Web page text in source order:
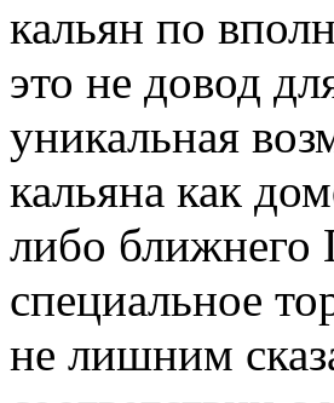
кальян по
это не довод
уникальная
кальяна как
либо ближнего
специальное
не лишним